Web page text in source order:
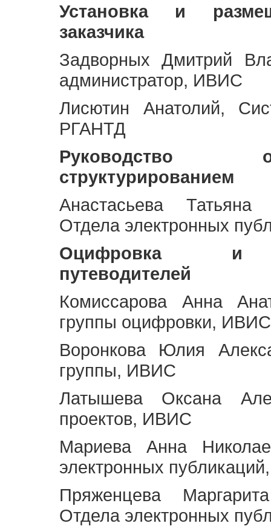
Установка и
заказчика
Задворных Дмитрий
администратор, ИВИС
Лисютин Анатолий,
РГАНТД
Руководство
структурированием
Анастасьева Татьяна
Отдела электронных
Оцифровка и
путеводителей
Комиссарова Анна
группы оцифровки, ИВИС
Воронкова Юлия
группы, ИВИС
Латышева Оксана
проектов, ИВИС
Мариева Анна
электронных
Пряженцева
Отдела электронных